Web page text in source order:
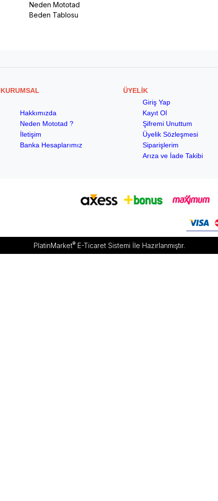
Neden Mototad
Beden Tablosu
KURUMSAL ÜYELİK
Hakkımızda
Neden Mototad ?
İletişim
Banka Hesaplarımız
Giriş Yap
Kayıt Ol
Şifremi Unuttum
Üyelik Sözleşmesi
Siparişlerim
Arıza ve İade Takibi
PlatinMarket®E-Ticaret Sistemiİle Hazırlanmıştır.